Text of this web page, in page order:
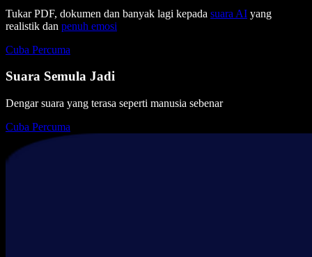
Tukar PDF, dokumen dan banyak lagi kepada suara AI yang
realistik dan penuh emosi
Cuba Percuma
Suara Semula Jadi
Dengar suara yang terasa seperti manusia sebenar
Cuba Percuma